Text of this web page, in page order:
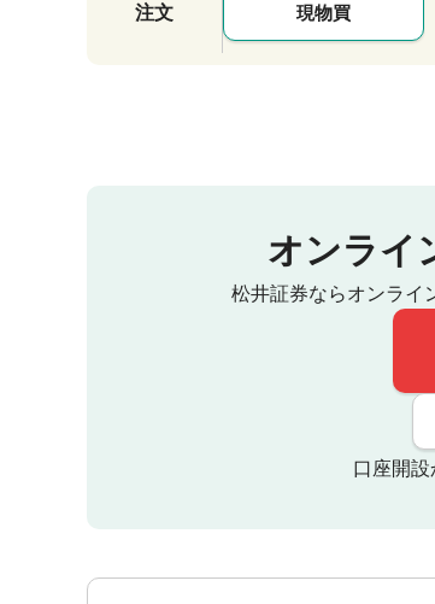
注文 現物買
オンライ
松井証券ならオンライ
口座開